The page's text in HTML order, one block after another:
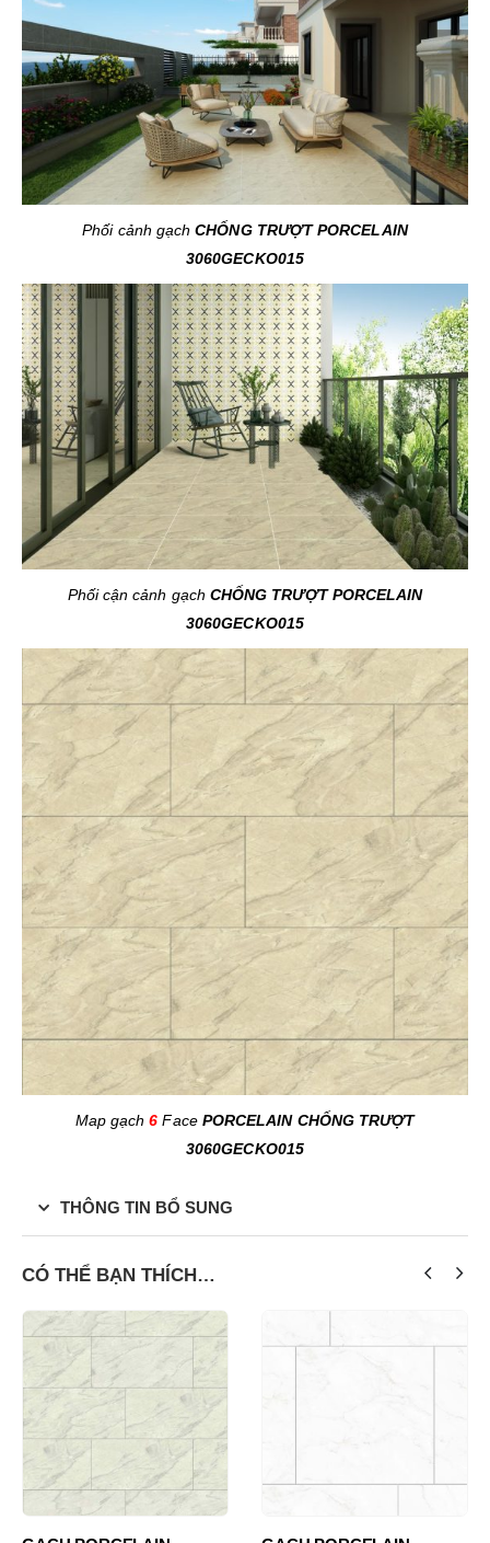
Phối cảnh gạchCHỐNG TRƯỢT PORCELAIN
3060GECKO015
Phối cận cảnh gạch CHỐNG TRƯỢT PORCELAIN
3060GECKO015
Map gạch6 Face PORCELAIN CHỐNG TRƯỢT
3060GECKO015
THÔNG TIN BỔ SUNG
CÓ THỂ BẠN THÍCH…